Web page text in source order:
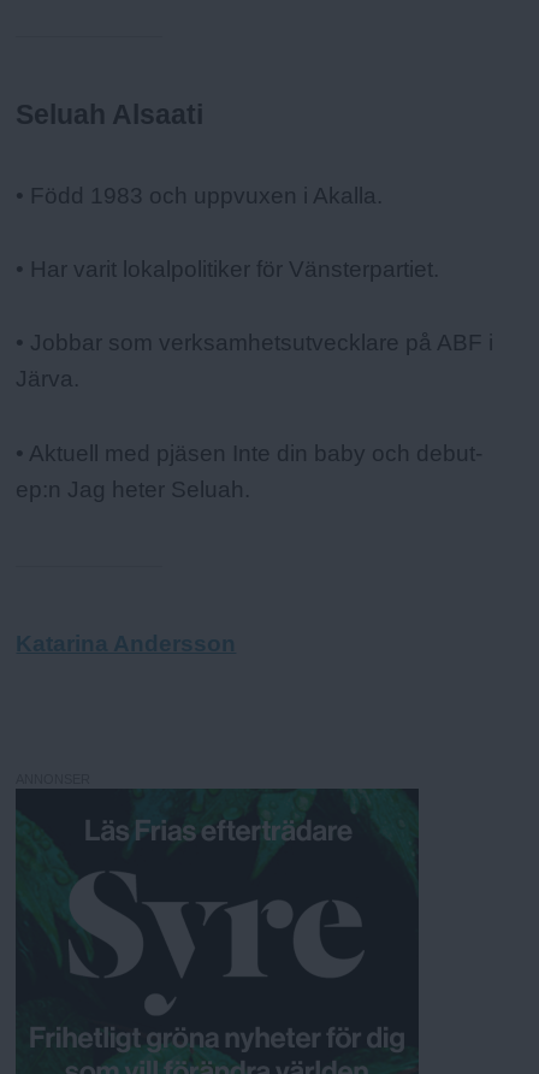
Fakta:
Seluah Alsaati
• Född 1983 och uppvuxen i Akalla.
• Har varit lokalpolitiker för Vänsterpartiet.
• Jobbar som verksamhetsutvecklare på ABF i
Järva.
• Aktuell med pjäsen Inte din baby och debut-
ep:n Jag heter Seluah.
Katarina Andersson